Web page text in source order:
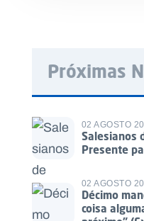
Próximas
02 AGOSTO
Salesianos
Presente
02 AGOSTO
Décimo
coisa